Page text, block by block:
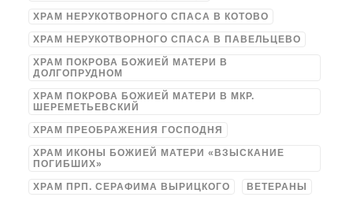
ХРАМ НЕРУКОТВОРНОГО СПАСА В КОТОВО
ХРАМ НЕРУКОТВОРНОГО СПАСА В ПАВЕЛЬЦЕВО
ХРАМ ПОКРОВА БОЖИЕЙ МАТЕРИ В
ДОЛГОПРУДНОМ
ХРАМ ПОКРОВА БОЖИЕЙ МАТЕРИ В МКР.
ШЕРЕМЕТЬЕВСКИЙ
ХРАМ ПРЕОБРАЖЕНИЯ ГОСПОДНЯ
ХРАМ ИКОНЫ БОЖИЕЙ МАТЕРИ «ВЗЫСКАНИЕ
ПОГИБШИХ»
ХРАМ ПРП. СЕРАФИМА ВЫРИЦКОГО ВЕТЕРАНЫ